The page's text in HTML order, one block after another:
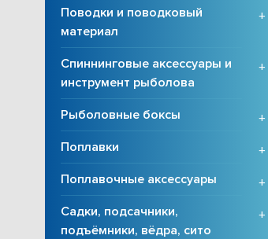
Поводки и поводковый
материал
+
Спиннинговые аксессуары и
инструмент рыболова
+
Рыболовные боксы
+
Поплавки
+
Поплавочные аксессуары
+
Садки, подсачники,
подъёмники, вёдра, сито
+